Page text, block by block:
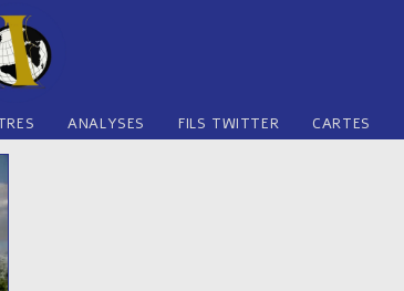
ANALYSES FILS TWITTER CARTES